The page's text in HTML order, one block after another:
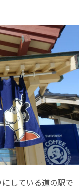
している道の駅で